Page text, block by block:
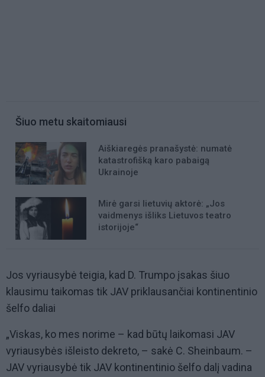
Šiuo metu skaitomiausi
Aiškiaregės pranašystė: numatė
katastrofišką karo pabaigą
Ukrainoje
Mirė garsi lietuvių aktorė: „Jos
vaidmenys išliks Lietuvos teatro
istorijoje“
Jos vyriausybė teigia, kad D. Trumpo įsakas šiuo
klausimu taikomas tik JAV priklausančiai kontinentinio
šelfo daliai
„Viskas, ko mes norime – kad būtų laikomasi JAV
vyriausybės išleisto dekreto, – sakė C. Sheinbaum. –
JAV vyriausybė tik JAV kontinentinio šelfo dalį vadina